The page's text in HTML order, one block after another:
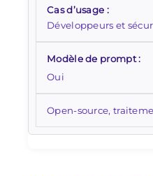
Développeurs et
Oui
Open-source,